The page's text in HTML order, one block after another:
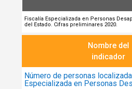
Fiscalía Especializada en Personas
del Estado. Cifras preliminares 2020.
Nombre del
indicador
Número de personas
Especializada en Personas